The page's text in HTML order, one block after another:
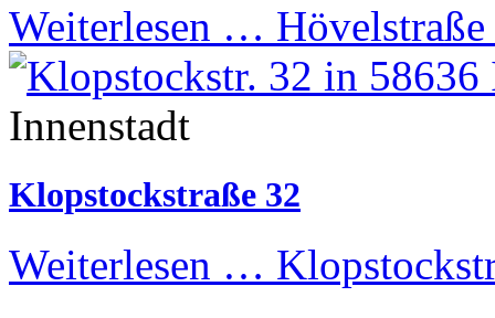
Weiterlesen …
Innenstadt
Klopstockstraße 32
Weiterlesen …